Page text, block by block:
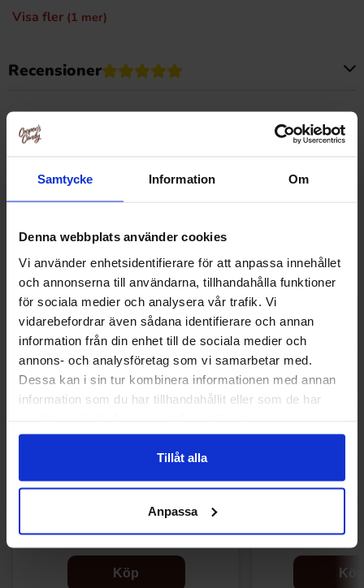
Samtycke Information Om
Denna webbplats använder cookies
Vi använder enhetsidentifierare för att anpassa innehållet
och annonserna till användarna, tillhandahålla funktioner
för sociala medier och analysera vår trafik. Vi
vidarebefordrar även sådana identifierare och annan
information från din enhet till de sociala medier och
annons- och analysföretag som vi samarbetar med.
Dessa kan i sin tur kombinera informationen med annan
information som du har tillhandahållit eller som de har
Tillåt alla
Anpassa
Visa fler (1 mer)
Recensioner
Produkten har inga recensioner
Prishistorik
Relaterade produkter
18.84 kr
Köp
-19%
23.56 kr
Köp